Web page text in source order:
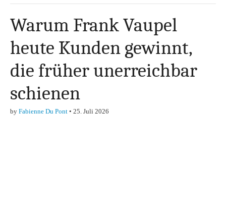
Warum Frank Vaupel
heute Kunden gewinnt,
die früher unerreichbar
schienen
by Fabienne Du Pont • 25. Juli 2026